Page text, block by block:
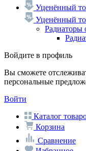
Уценённый
Уценённый
Радиаторы
Войдите в профиль
Вы сможете
персональные
Войти
Каталог
Корзина
Сравнение